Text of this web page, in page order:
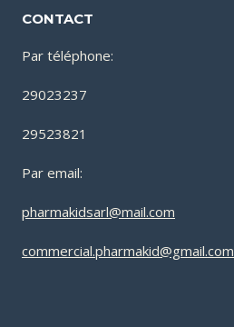
CONTACT
Par téléphone:
29023237
29523821
Par email:
pharmakidsarl@mail.com
commercial.pharmakid@gmail.com